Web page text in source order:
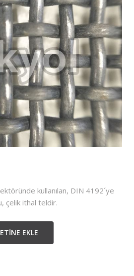
kullanılan, DIN 4192´ye
çelik ithal teldir.
EKLE